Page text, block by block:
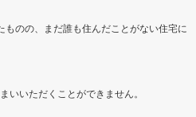
のの、まだ誰も住んだことがない住宅に
いいただくことができません。